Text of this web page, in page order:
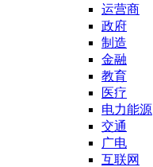
运营商
政府
制造
金融
教育
医疗
电力能源
交通
广电
互联网